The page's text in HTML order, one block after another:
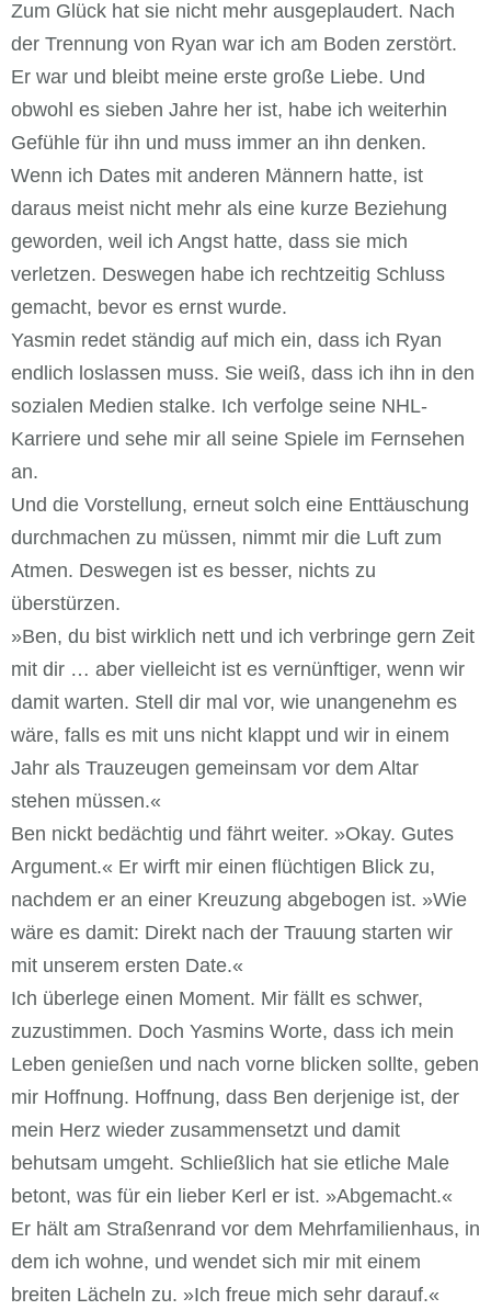
Zum Glück hat sie nicht mehr ausgeplaudert. Nach
der Trennung von Ryan war ich am Boden zerstört.
Er war und bleibt meine erste große Liebe. Und
obwohl es sieben Jahre her ist, habe ich weiterhin
Gefühle für ihn und muss immer an ihn denken.
Wenn ich Dates mit anderen Männern hatte, ist
daraus meist nicht mehr als eine kurze Beziehung
geworden, weil ich Angst hatte, dass sie mich
verletzen. Deswegen habe ich rechtzeitig Schluss
gemacht, bevor es ernst wurde.
Yasmin redet ständig auf mich ein, dass ich Ryan
endlich loslassen muss. Sie weiß, dass ich ihn in den
sozialen Medien stalke. Ich verfolge seine NHL-
Karriere und sehe mir all seine Spiele im Fernsehen
an.
Und die Vorstellung, erneut solch eine Enttäuschung
durchmachen zu müssen, nimmt mir die Luft zum
Atmen. Deswegen ist es besser, nichts zu
überstürzen.
»Ben, du bist wirklich nett und ich verbringe gern Zeit
mit dir … aber vielleicht ist es vernünftiger, wenn wir
damit warten. Stell dir mal vor, wie unangenehm es
wäre, falls es mit uns nicht klappt und wir in einem
Jahr als Trauzeugen gemeinsam vor dem Altar
stehen müssen.«
Ben nickt bedächtig und fährt weiter. »Okay. Gutes
Argument.« Er wirft mir einen flüchtigen Blick zu,
nachdem er an einer Kreuzung abgebogen ist. »Wie
wäre es damit: Direkt nach der Trauung starten wir
mit unserem ersten Date.«
Ich überlege einen Moment. Mir fällt es schwer,
zuzustimmen. Doch Yasmins Worte, dass ich mein
Leben genießen und nach vorne blicken sollte, geben
mir Hoffnung. Hoffnung, dass Ben derjenige ist, der
mein Herz wieder zusammensetzt und damit
behutsam umgeht. Schließlich hat sie etliche Male
betont, was für ein lieber Kerl er ist. »Abgemacht.«
Er hält am Straßenrand vor dem Mehrfamilienhaus, in
dem ich wohne, und wendet sich mir mit einem
breiten Lächeln zu. »Ich freue mich sehr darauf.«